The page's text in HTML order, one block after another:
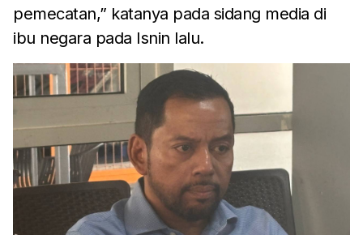
pemecatan,” katanya pada sidang media di
ibu negara pada Isnin lalu.